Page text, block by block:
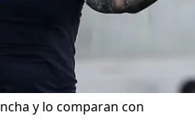
y lo comparan con